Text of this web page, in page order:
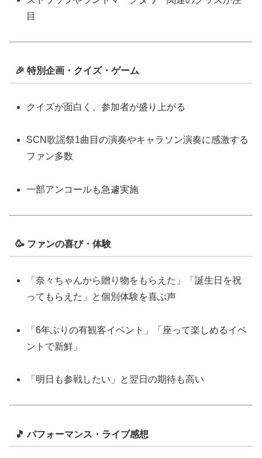
目
🎉 特別企画・クイズ・ゲーム
クイズが面白く、参加者が盛り上がる
SCN歌謡祭1曲目の演奏やキャラソン演奏に感激する
ファン多数
一部アンコールも急遽実施
🥳 ファンの喜び・体験
「奈々ちゃんから贈り物をもらえた」「誕生日を祝
ってもらえた」と個別体験を喜ぶ声
「6年ぶりの有観客イベント」「座って楽しめるイベ
ントで新鮮」
「明日も参戦したい」と翌日の期待も高い
🎵 パフォーマンス・ライブ感想